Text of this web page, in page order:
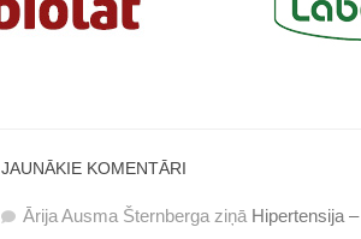
JAUNĀKIE KOMENTĀRI
Ārija Ausma Šternberga ziņā Hipertensija –